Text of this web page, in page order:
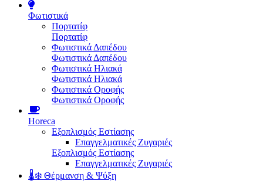
Φωτιστικά
Πορτατίφ
Πορτατίφ
Φωτιστικά Δαπέδου
Φωτιστικά Δαπέδου
Φωτιστικά Ηλιακά
Φωτιστικά Ηλιακά
Φωτιστικά Οροφής
Φωτιστικά Οροφής
Horeca
Εξοπλισμός Εστίασης
Επαγγελματικές Ζυγαριές
Εξοπλισμός Εστίασης
Επαγγελματικές Ζυγαριές
🌡️❄️ Θέρμανση & Ψύξη